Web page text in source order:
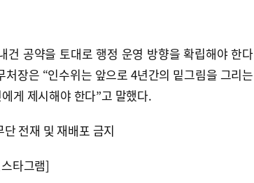
건 공약을 토대로 행정 운영 방향을 확립해야 한다
장은 “인수위는 앞으로 4년간의 밑그림을 그리는
게 제시해야 한다”고 말했다.
전재 및 재배포 금지
타그램]